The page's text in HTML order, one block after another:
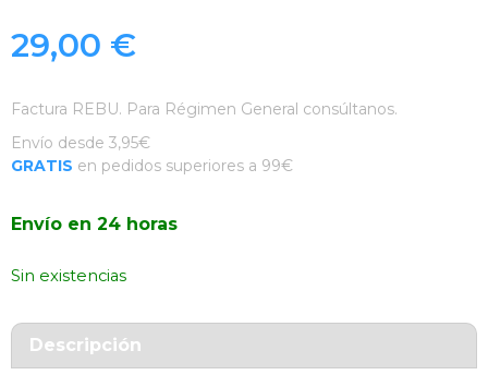
29,00 €
Factura REBU. Para Régimen General consúltanos.
Envío desde 3,95€
GRATIS en pedidos superiores a 99€
Envío en 24 horas
Sin existencias
Descripción